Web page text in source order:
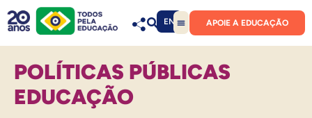
EN APOIE A EDUCAÇÃO
POLÍTICAS PÚBLICAS
EDUCAÇÃO